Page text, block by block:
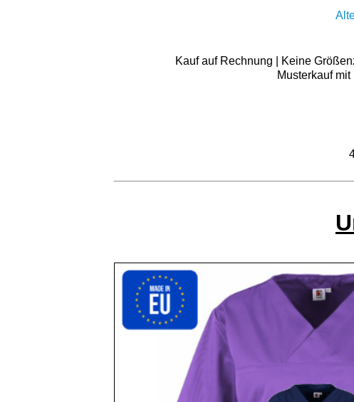
Kauf auf Rechnung | Keine
Musterkauf